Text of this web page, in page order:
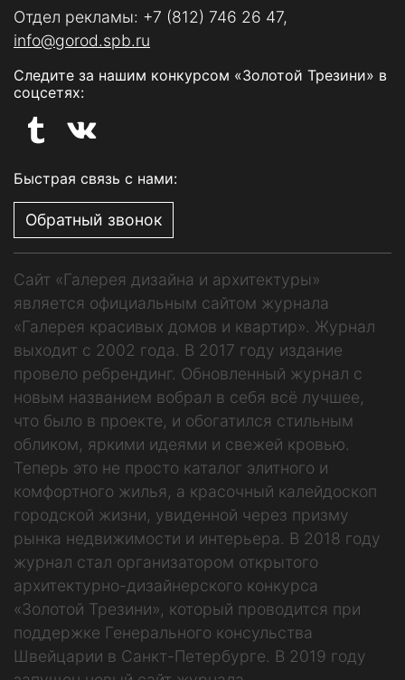
Отдел рекламы: +7 (812) 746 26 47,
info@gorod.spb.ru
Следите за нашим конкурсом «Золотой Трезини» в
соцсетях:
Быстрая связь с нами:
Обратный звонок
Сайт «Галерея дизайна и архитектуры»
является официальным сайтом журнала
«Галерея красивых домов и квартир». Журнал
выходит с 2002 года. В 2017 году издание
провело ребрендинг. Обновленный журнал с
новым названием вобрал в себя всё лучшее,
что было в проекте, и обогатился стильным
обликом, яркими идеями и свежей кровью.
Теперь это не просто каталог элитного и
комфортного жилья, а красочный калейдоскоп
городской жизни, увиденной через призму
рынка недвижимости и интерьера. В 2018 году
журнал стал организатором открытого
архитектурно-дизайнерского конкурса
«Золотой Трезини», который проводится при
поддержке Генерального консульства
Швейцарии в Санкт-Петербурге. В 2019 году